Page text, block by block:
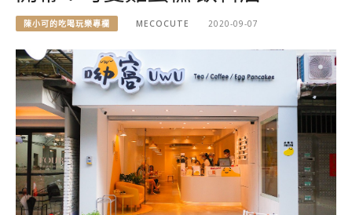
陳小可的吃喝玩樂專欄 MECOCUTE 2020-09-07